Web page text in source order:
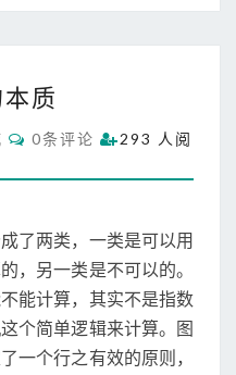
质
C
O
M
T
S
0条评论
293 人阅
了两类，一类是可以用
，另一类是不可以的。
能计算，其实不是指数
个简单逻辑来计算。图
一个行之有效的原则，